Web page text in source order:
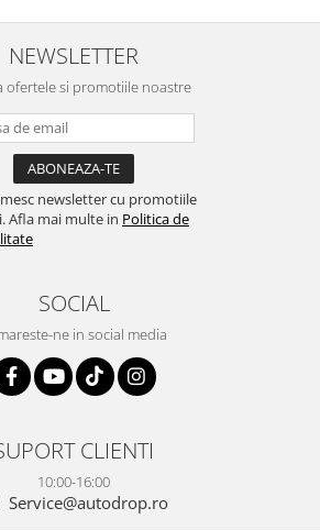
serviabili, livrare rapidă, suport
tehnic, totul impecabil, o să revin
la ei și pentru vi...
NEWSLETTER
ofertele si promotiile noastre
newsletter cu promotiile
Afla mai multe in Politica de
SOCIAL
ne in social media
CLIENTI
10:00-16:00
Service@autodrop.ro